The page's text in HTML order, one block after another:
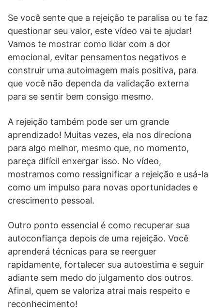
Se você sente que a rejeição te paralisa ou te faz
questionar seu valor, este vídeo vai te ajudar!
Vamos te mostrar como lidar com a dor
emocional, evitar pensamentos negativos e
construir uma autoimagem mais positiva, para
que você não dependa da validação externa
para se sentir bem consigo mesmo.
A rejeição também pode ser um grande
aprendizado! Muitas vezes, ela nos direciona
para algo melhor, mesmo que, no momento,
pareça difícil enxergar isso. No vídeo,
mostramos como ressignificar a rejeição e usá-la
como um impulso para novas oportunidades e
crescimento pessoal.
Outro ponto essencial é como recuperar sua
autoconfiança depois de uma rejeição. Você
aprenderá técnicas para se reerguer
rapidamente, fortalecer sua autoestima e seguir
adiante sem medo do julgamento dos outros.
Afinal, quem se valoriza atrai mais respeito e
reconhecimento!